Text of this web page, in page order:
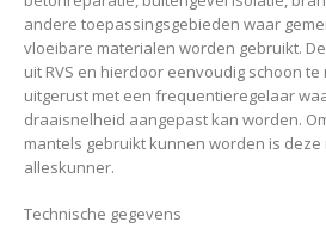
andere toepassingsgebieden waar
vloeibare materialen worden gebruikt.
uit RVS en hierdoor eenvoudig schoon te
uitgerust met een frequentieregelaar
draaisnelheid aangepast kan worden.
mantels gebruikt kunnen worden is
alleskunner.
Technische gegevens